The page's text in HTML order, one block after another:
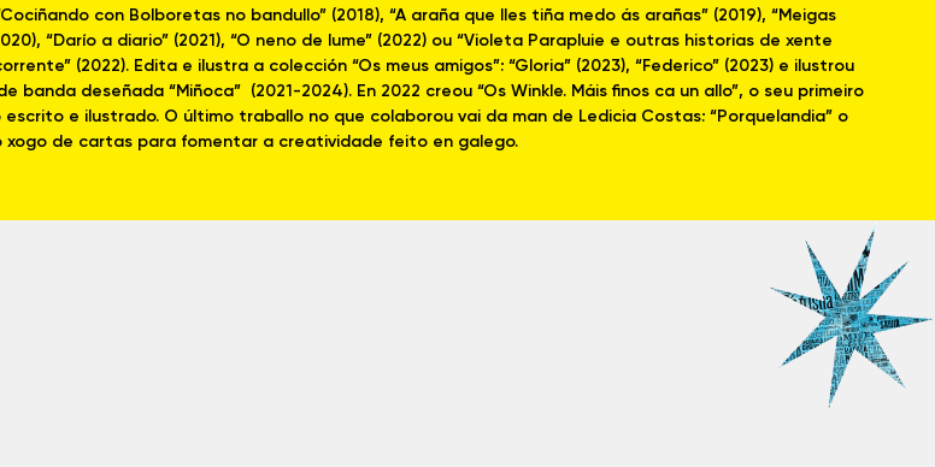
con Bolboretas no bandullo” (2018), “A araña que lles tiña medo ás arañas” (2019), “Meigas
“Darío a diario” (2021), “O neno de lume” (2022) ou “Violeta Parapluie e outras historias de xente
(2022). Edita e ilustra a colección “Os meus amigos”: “Gloria” (2023), “Federico” (2023) e ilustrou
banda deseñada “Miñoca” (2021-2024). En 2022 creou “Os Winkle. Máis finos ca un allo”, o seu primeiro
e ilustrado. O último traballo no que colaborou vai da man de Ledicia Costas: “Porquelandia” o
xogo de cartas para fomentar a creatividade feito en galego.